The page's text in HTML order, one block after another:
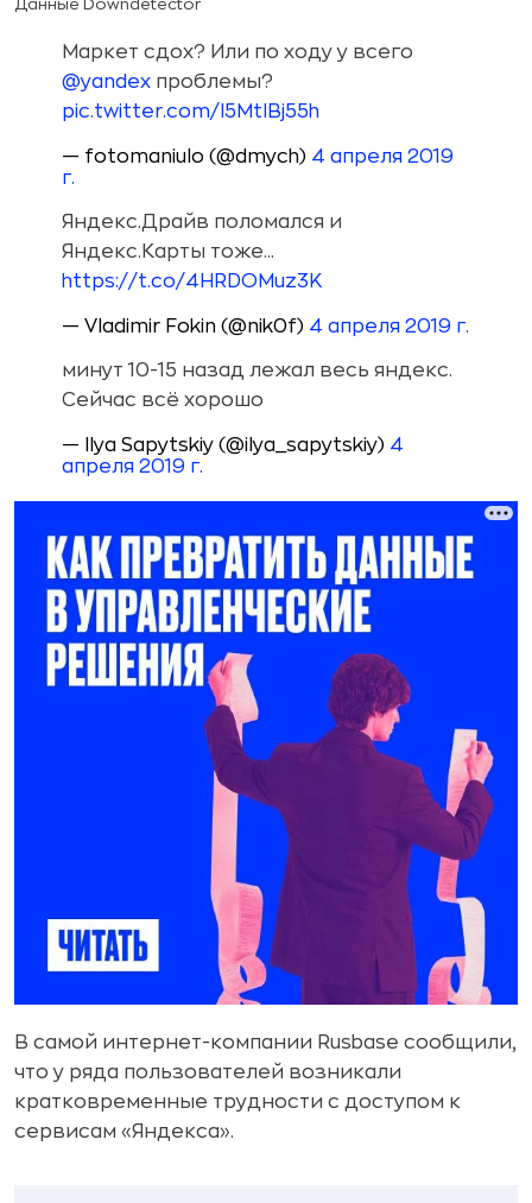
Данные Downdetector
Маркет сдох? Или по ходу у всего
@yandex проблемы?
pic.twitter.com/I5MtlBj55h
— fotomaniulo (@dmych) 4 апреля 2019
г.
Яндекс.Драйв поломался и
Яндекс.Карты тоже...
https://t.co/4HRDOMuz3K
— Vladimir Fokin (@nik0f) 4 апреля 2019 г.
минут 10-15 назад лежал весь яндекс.
Сейчас всё хорошо
— Ilya Sapytskiy (@ilya_sapytskiy) 4
апреля 2019 г.
В самой интернет-компании Rusbase сообщили,
что у ряда пользователей возникали
кратковременные трудности с доступом к
сервисам «Яндекса».